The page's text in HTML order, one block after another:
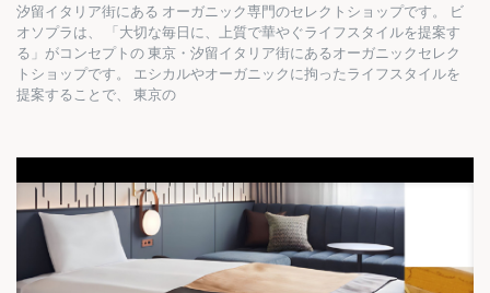
汐留イタリア街にある オーガニック専門のセレクトショップです。 ビ
オソプラは、 「大切な毎日に、上質で華やぐライフスタイルを提案す
る」がコンセプトの 東京・汐留イタリア街にあるオーガニックセレク
トショップです。 エシカルやオーガニックに拘ったライフスタイルを
提案することで、 東京の